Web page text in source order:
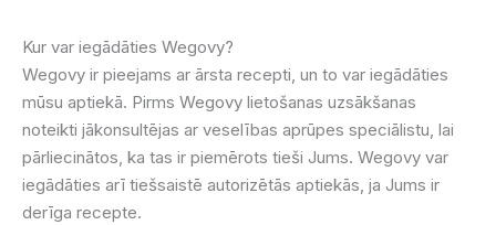
Kur var iegādāties Wegovy?
Wegovy ir pieejams ar ārsta recepti, un to var iegādāties
mūsu aptiekā. Pirms Wegovy lietošanas uzsākšanas
noteikti jākonsultējas ar veselības aprūpes speciālistu, lai
pārliecinātos, ka tas ir piemērots tieši Jums. Wegovy var
iegādāties arī tiešsaistē autorizētās aptiekās, ja Jums ir
derīga recepte.